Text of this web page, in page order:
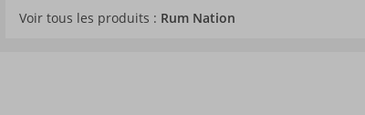
Voir tous les produits : Rum Nation